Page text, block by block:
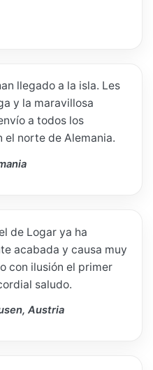
llegado a la isla. Les
y la maravillosa
a todos los
el norte de Alemania.
de Logar ya ha
acabada y causa muy
con ilusión el primer
saludo.
Austria